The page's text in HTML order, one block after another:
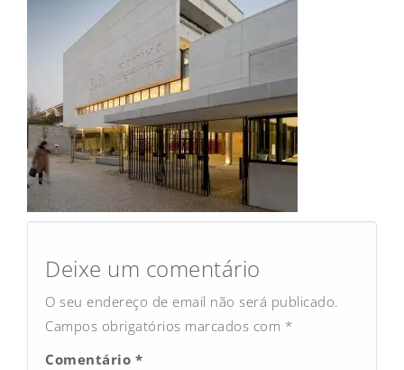
Deixe um comentário
O seu endereço de email não será publicado.
Campos obrigatórios marcados com *
Comentário *